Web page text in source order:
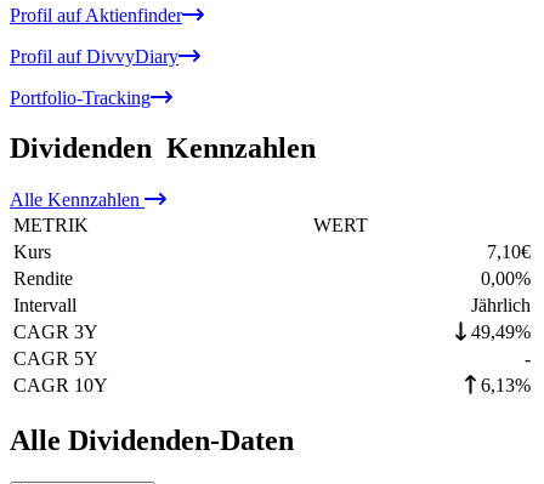
Profil auf Aktienfinder
Profil auf DivvyDiary
Portfolio-Tracking
Dividenden Kennzahlen
Alle Kennzahlen
METRIK
WERT
Kurs
7,10€
Rendite
0,00%
Intervall
Jährlich
CAGR 3Y
49,49%
CAGR 5Y
-
CAGR 10Y
6,13%
Alle Dividenden-Daten